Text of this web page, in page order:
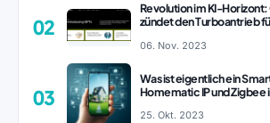
02
Revolution im KI-Horizont:
zündet den Turboantrieb
06. Nov. 2023
03
Was ist eigentlich ein
Homematic IP und Zigbee
25. Okt. 2023